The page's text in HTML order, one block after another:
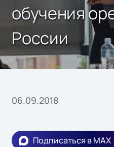
обучения
России
06.09.2018
Подписаться в MAX